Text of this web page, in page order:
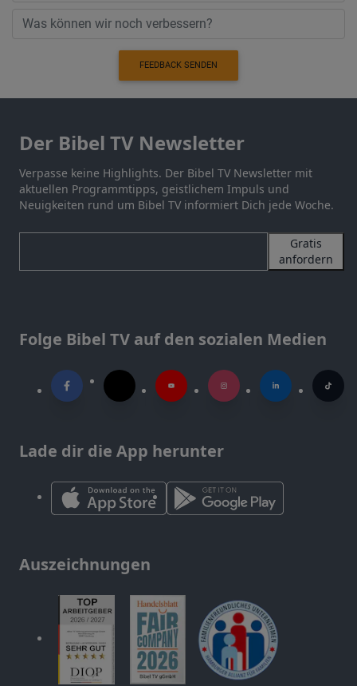
FEEDBACK SENDEN
Der Bibel TV Newsletter
Verpasse keine Highlights. Der Bibel TV Newsletter mit
aktuellen Programmtipps, geistlichem Impuls und
Neuigkeiten rund um Bibel TV informiert Dich jede Woche.
Gratis
anfordern
Folge Bibel TV auf den sozialen Medien
Lade dir die App herunter
Auszeichnungen